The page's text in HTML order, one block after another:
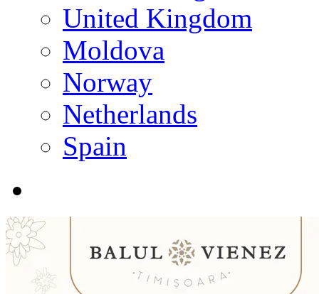
United Kingdom
Moldova
Norway
Netherlands
Spain